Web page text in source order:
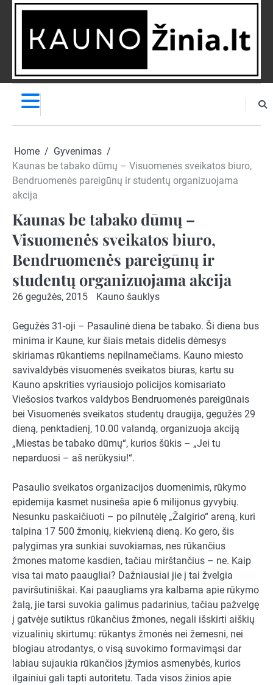
Skip
NAUJIENĄ
Home
Gyvenimas
Kaunas be tabako dūmų – Visuomenės sveikatos biuro,
Bendruomenės pareigūnų ir studentų organizuojama
akcija
Kaunas be tabako dūmų –
Visuomenės sveikatos biuro,
Bendruomenės pareigūnų ir
studentų organizuojama akcija
26 gegužės, 2015 Kauno šauklys
Gegužės 31-oji – Pasaulinė diena be tabako. Ši diena bus
minima ir Kaune, kur šiais metais didelis dėmesys
skiriamas rūkantiems nepilnamečiams. Kauno miesto
savivaldybės visuomenės sveikatos biuras, kartu su
Kauno apskrities vyriausiojo policijos komisariato
Viešosios tvarkos valdybos Bendruomenės pareigūnais
bei Visuomenės sveikatos studentų draugija, gegužės 29
dieną, penktadienį, 10.00 valandą, organizuoja akciją
„Miestas be tabako dūmų“, kurios šūkis – „Jei tu
neparduosi – aš nerūkysiu!“.
Pasaulio sveikatos organizacijos duomenimis, rūkymo
epidemija kasmet nusineša apie 6 milijonus gyvybių.
Nesunku paskaičiuoti – po pilnutėlę „Žalgirio“ areną, kuri
talpina 17 500 žmonių, kiekvieną dieną. Ko gero, šis
palygimas yra sunkiai suvokiamas, nes rūkančius
žmones matome kasdien, tačiau mirštančius – ne. Kaip
visa tai mato paaugliai? Dažniausiai jie į tai žvelgia
paviršutiniškai. Kai paaugliams yra kalbama apie rūkymo
žalą, jie tarsi suvokia galimus padarinius, tačiau pažvelgę
į gatvėje sutiktus rūkančius žmones, negali išskirti aiškių
vizualinių skirtumų: rūkantys žmonės nei žemesni, nei
blogiau atrodantys, o visą suvokimo formavimąsi dar
labiau sujaukia rūkančios įžymios asmenybės, kurios
ilgainiui gali tapti autoritetu. Tada visos žinios apie